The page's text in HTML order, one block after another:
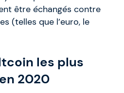
être échangés contre
(telles que l’euro, le
les plus
2020